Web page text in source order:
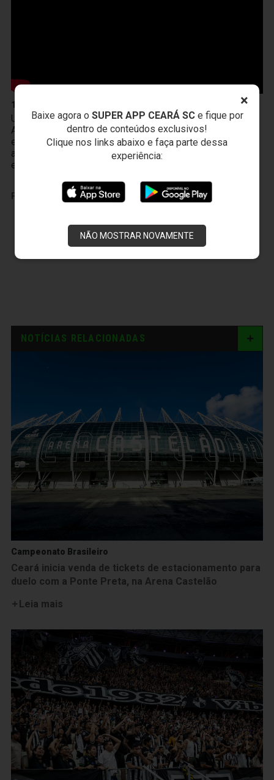
×
Baixe agora o SUPER APP CEARÁ SCe fique por
dentro de conteúdos exclusivos!
Clique nos links abaixo e faça parte dessa
experiência:
NÃO MOSTRAR NOVAMENTE
10 de Abril
Um novo produto chegou à Vozão TV! O PodFalar,
Alvinegro, podcast oficial do Ceará SC. No terceiro
episódio, os atletas João Gabriel e Melk comentam sobre
a transição da base ao profissional, a integração existente
entre Cidade Vozão e Porangabuçu e o m
PUBLICIDADE
NOTÍCIAS RELACIONADAS
Campeonato Brasileiro
Ceará inicia venda de tickets de estacionamento para
duelo com a Ponte Preta, na Arena Castelão
Leia mais